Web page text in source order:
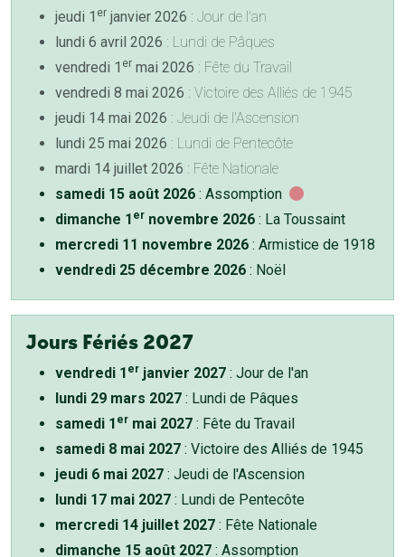
jeudi 1 er janvier 2026 : Jour de l'an
lundi 6 avril 2026 : Lundi de Pâques
vendredi 1 er mai 2026 : Fête du Travail
vendredi 8 mai 2026 : Victoire des Alliés de 1945
jeudi 14 mai 2026 : Jeudi de l'Ascension
lundi 25 mai 2026 : Lundi de Pentecôte
mardi 14 juillet 2026 : Fête Nationale
samedi 15 août 2026 : Assomption
dimanche 1 er novembre 2026 : La Toussaint
mercredi 11 novembre 2026 : Armistice de 1918
vendredi 25 décembre 2026 : Noël
Jours Fériés 2027
vendredi 1 er janvier 2027 : Jour de l'an
lundi 29 mars 2027 : Lundi de Pâques
samedi 1 er mai 2027 : Fête du Travail
samedi 8 mai 2027 : Victoire des Alliés de 1945
jeudi 6 mai 2027 : Jeudi de l'Ascension
lundi 17 mai 2027 : Lundi de Pentecôte
mercredi 14 juillet 2027 : Fête Nationale
dimanche 15 août 2027 : Assomption